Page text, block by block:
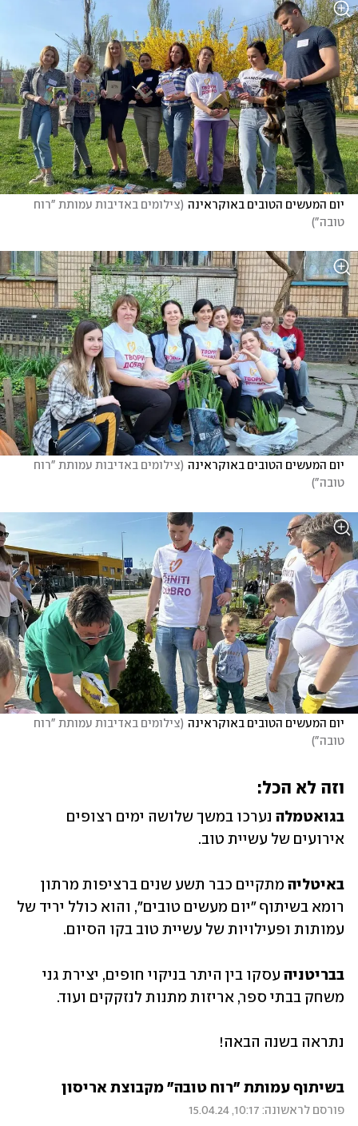
יום המעשים הטובים באוקראינה (
טובה")
יום המעשים הטובים באוקראינה (
טובה")
יום המעשים הטובים באוקראינה (
טובה")
וזה לא הכל:
בגואטמלה
אירועים של עשיית טוב.
באיטליה
עמותות ופעילויות של עשיית טוב בקו הסיום.
בבריטניה
משחק בבתי ספר, אריזות מתנות לנזקקים ועוד.
נתראה בשנה הבאה!
בשיתוף עמותת "רוח טובה" מקבוצת אריסון
פורסם לראשונה: 10:17, 15.04.24